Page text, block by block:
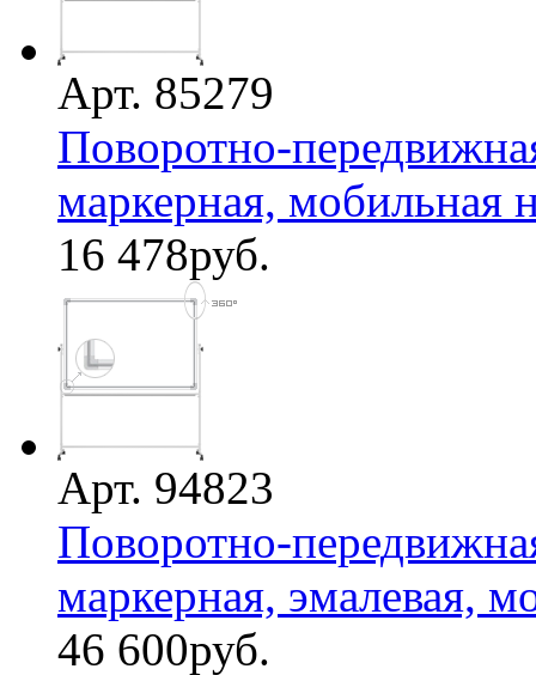
Арт. 85279
Поворотно-
маркерная, мобильная
16 478руб.
Арт. 94823
Поворотно-
маркерная, эмалевая,
46 600руб.